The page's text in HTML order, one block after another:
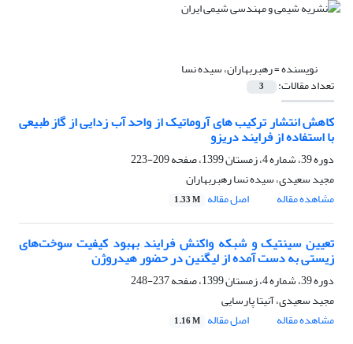
نویسنده =رهبربهاران، سیده نسا
تعداد مقالات: 3
کاهش انتشار ترکیب های آروماتیک از واحد آب زدایی از گاز طبیعی
با استفاده از فرایند دریزو
دوره 39، شماره 4، زمستان 1399، صفحه
209-223
مجید سعیدی، سیده نسا رهبربهاران
مشاهده مقاله
اصل مقاله 1.33 M
تعیین سینتیک و شبکه واکنش فرایند بهبود کیفیت سوخت‌های
زیستی به دست آمده از لیگنین در حضور هیدروژن
دوره 39، شماره 4، زمستان 1399، صفحه
237-248
مجید سعیدی، آنیتا پارسایی
مشاهده مقاله
اصل مقاله 1.16 M